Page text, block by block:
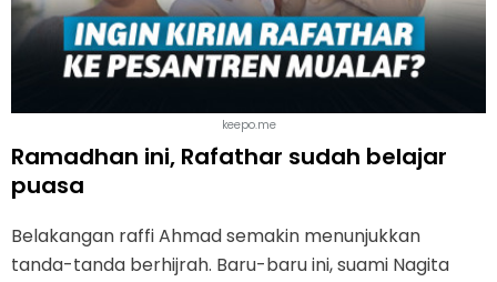
keepo.me
Ramadhan ini, Rafathar sudah belajar
puasa
Belakangan raffi Ahmad semakin menunjukkan
tanda-tanda berhijrah. Baru-baru ini, suami Nagita